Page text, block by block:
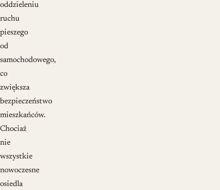
oddzieleniu
ruchu
pieszego
od
samochodowego,
co
zwiększa
bezpieczeństwo
mieszkańców.
Chociaż
nie
wszystkie
nowoczesne
osiedla